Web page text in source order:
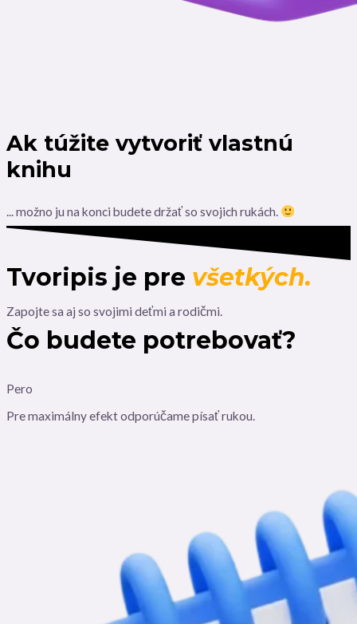
Ak túžite vytvoriť vlastnú
knihu
... možno ju na konci budete držať so svojich rukách.
Tvoripis je pre všetkých.
Zapojte sa aj so svojimi deťmi a rodičmi.
Čo budete potrebovať?
Pero
Pre maximálny efekt odporúčame písať rukou.